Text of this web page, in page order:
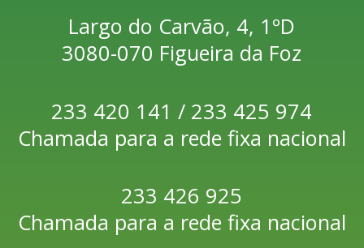
Largo do Carvão, 4, 1ºD
3080-070 Figueira da Foz
233 420 141 / 233 425 974
Chamada para a rede fixa nacional
233 426 925
Chamada para a rede fixa nacional